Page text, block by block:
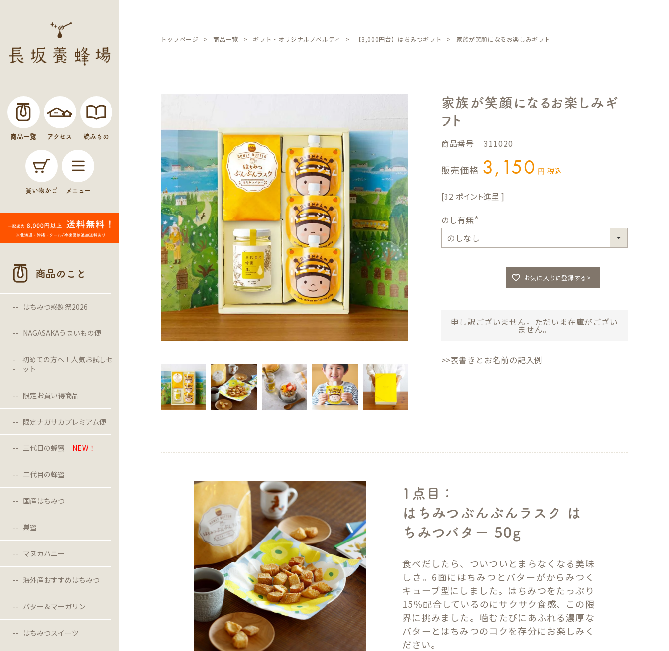
商品一覧 アクセス 読みもの
買い物かご メニュー
商品のこと
はちみつ感謝祭2026
NAGASAKAうまいもの便
初めての方へ！人気お試しセ
ット
限定お買い得商品
限定ナガサカプレミアム便
三代目の蜂蜜 ［NEW！］
二代目の蜂蜜
国産はちみつ
巣蜜
マヌカハニー
海外産おすすめはちみつ
バター＆マーガリン
はちみつスイーツ
トップページ 商品一覧 ギフト・オリジナルノベルティ 【3,000円台】はちみつギフト 家族が笑顔になるお楽しみギフト
家族が笑顔になるお楽しみギ
フト
商品番号 311020
販売価格 3,150 税込
32
のし有無
(
必
須
お気に入りに登録する>
申し訳ございません。ただいま在庫がござい
ません。
>>表書きとお名前の記入例
1点目：
はちみつぶんぶんラスク は
ちみつバター 50g
食べだしたら、ついついとまらなくなる美味
しさ。6面にはちみつとバターがからみつく
キューブ型にしました。はちみつをたっぷり
15％配合しているのにサクサク食感、この限
界に挑みました。噛むたびにあふれる濃厚な
バターとはちみつのコクを存分にお楽しみく
ださい。